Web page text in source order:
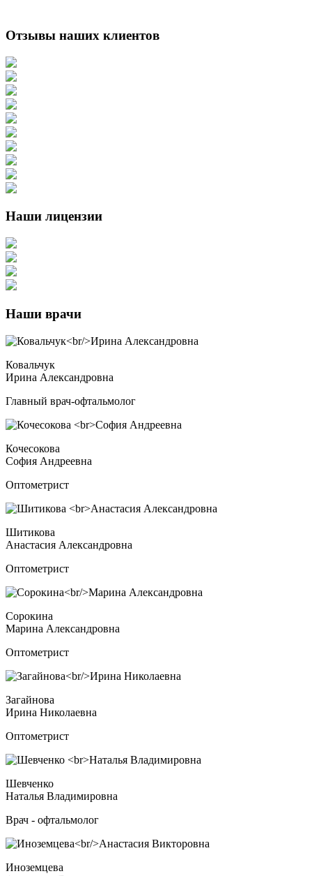
Отзывы наших клиентов
Наши лицензии
Наши врачи
Ковальчук
Ирина Александровна
Главный врач-офтальмолог
Кочесокова
София Андреевна
Оптометрист
Шитикова
Анастасия Александровна
Оптометрист
Сорокина
Марина Александровна
Оптометрист
Загайнова
Ирина Николаевна
Оптометрист
Шевченко
Наталья Владимировна
Врач - офтальмолог
Иноземцева